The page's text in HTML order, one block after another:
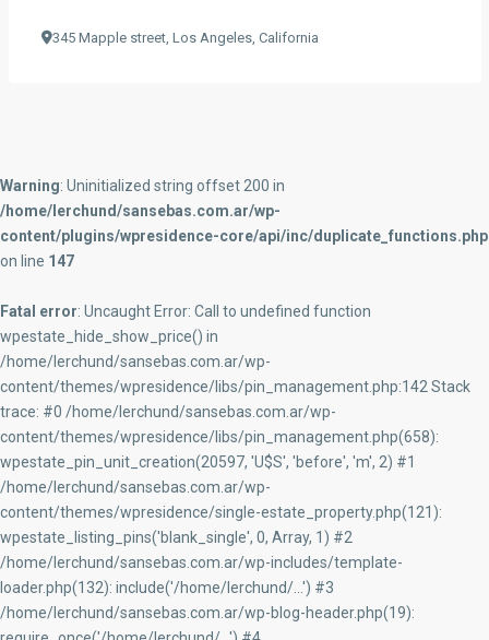
345 Mapple street, Los Angeles, California
Warning: Uninitialized string offset 200 in
/home/lerchund/sansebas.com.ar/wp-
content/plugins/wpresidence-core/api/inc/duplicate_functions.php
on line 147
Fatal error: Uncaught Error: Call to undefined function
wpestate_hide_show_price() in
/home/lerchund/sansebas.com.ar/wp-
content/themes/wpresidence/libs/pin_management.php:142 Stack
trace: #0 /home/lerchund/sansebas.com.ar/wp-
content/themes/wpresidence/libs/pin_management.php(658):
wpestate_pin_unit_creation(20597, 'U$S', 'before', 'm', 2) #1
/home/lerchund/sansebas.com.ar/wp-
content/themes/wpresidence/single-estate_property.php(121):
wpestate_listing_pins('blank_single', 0, Array, 1) #2
/home/lerchund/sansebas.com.ar/wp-includes/template-
loader.php(132): include('/home/lerchund/...') #3
/home/lerchund/sansebas.com.ar/wp-blog-header.php(19):